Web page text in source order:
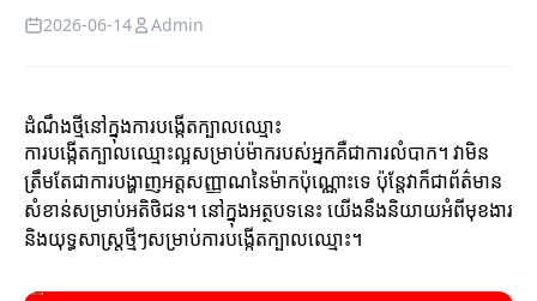
2026-06-14 Admin
ដំណឹងថ្មីនៅក្នុងការបង្កើតក្បាលឈ្មោះ
ការបង្កើតក្បាលឈ្មោះល្អសម្រាប់ម៉ាករបស់អ្នកគឺជាការលំបាក។ វាមិន
ត្រឹមតែជាការបង្ហាញអត្តសញ្ញាណនៃម៉ាកប៉ុណ្ណោះទេ ប៉ុន្តែវាក៏ជាព័ត៌មាន
សំខាន់សម្រាប់អតិថិជន។ នៅក្នុងអត្ថបទនេះ យើងនឹងនិយាយអំពីមុខងារ
និងយុទ្ធសាស្ត្រថ្មីៗសម្រាប់ការបង្កើតក្បាលឈ្មោះ។